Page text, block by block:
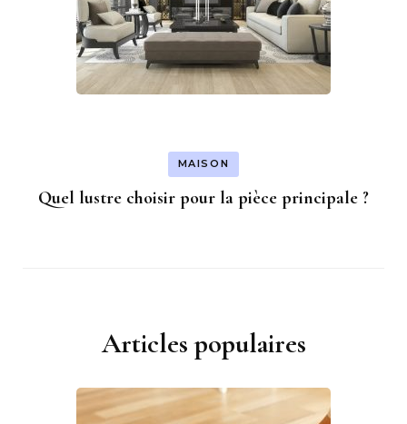
MAISON
Quel lustre choisir pour la pièce principale ?
Articles populaires